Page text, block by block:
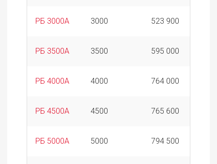
РБ 3000А 3000 523 900
РБ 3500А 3500 595 000
РБ 4000А 4000 764 000
РБ 4500А 4500 765 600
РБ 5000А 5000 794 500